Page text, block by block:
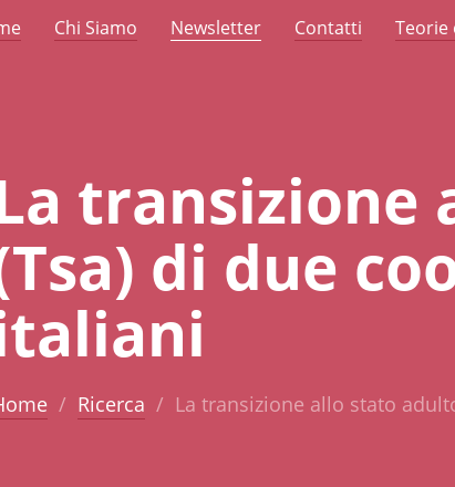
Chi Siamo Newsletter Contatti Teorie
transizione
di due
Ricerca La transizione allo stato